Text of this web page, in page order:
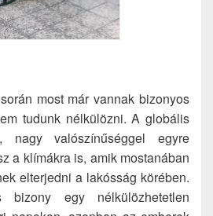
most már vannak bizonyos
tudunk nélkülözni. A globális
nagy valószínűséggel egyre
a klímákra is, amik mostanában
elterjedni a lakósság körében.
bizony egy nélkülözhetetlen